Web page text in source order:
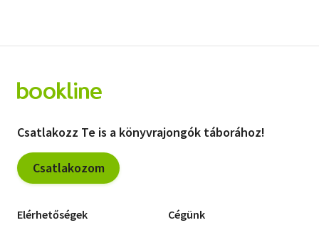
Csatlakozz Te is a könyvrajongók táborához!
Csatlakozom
Elérhetőségek Cégünk